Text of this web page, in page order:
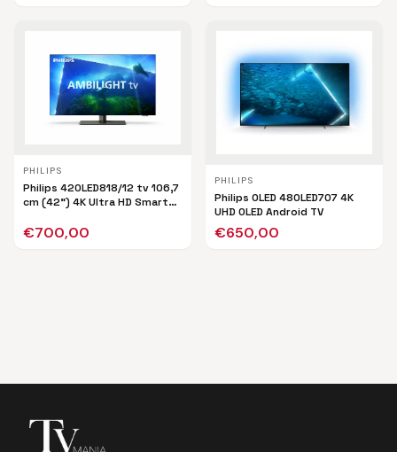
PHILIPS
Philips 42OLED818/12 tv 106,7
cm (42") 4K Ultra HD Smart
€700,00
PHILIPS
Philips OLED 48OLED707 4K
UHD OLED Android TV
€650,00